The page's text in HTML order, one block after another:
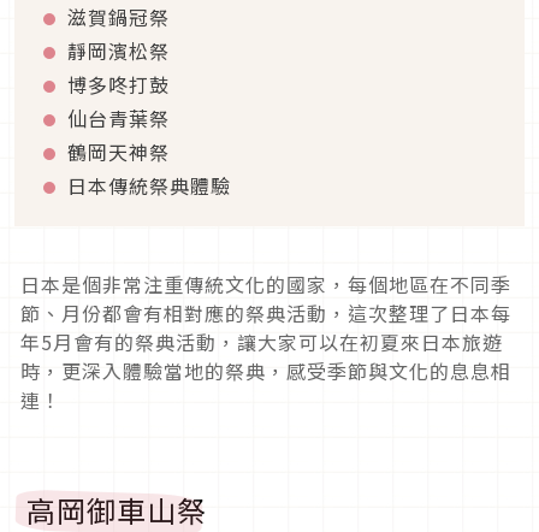
滋賀鍋冠祭
靜岡濱松祭
博多咚打鼓
仙台青葉祭
鶴岡天神祭
日本傳統祭典體驗
日本是個非常注重傳統文化的國家，每個地區在不同季
節、月份都會有相對應的祭典活動，這次整理了日本每
年5月會有的祭典活動，讓大家可以在初夏來日本旅遊
時，更深入體驗當地的祭典，感受季節與文化的息息相
連！
高岡御車山祭